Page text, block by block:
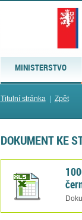
MINISTERSTVO
Titulní stránka| Zpět
DOKUMENT KE